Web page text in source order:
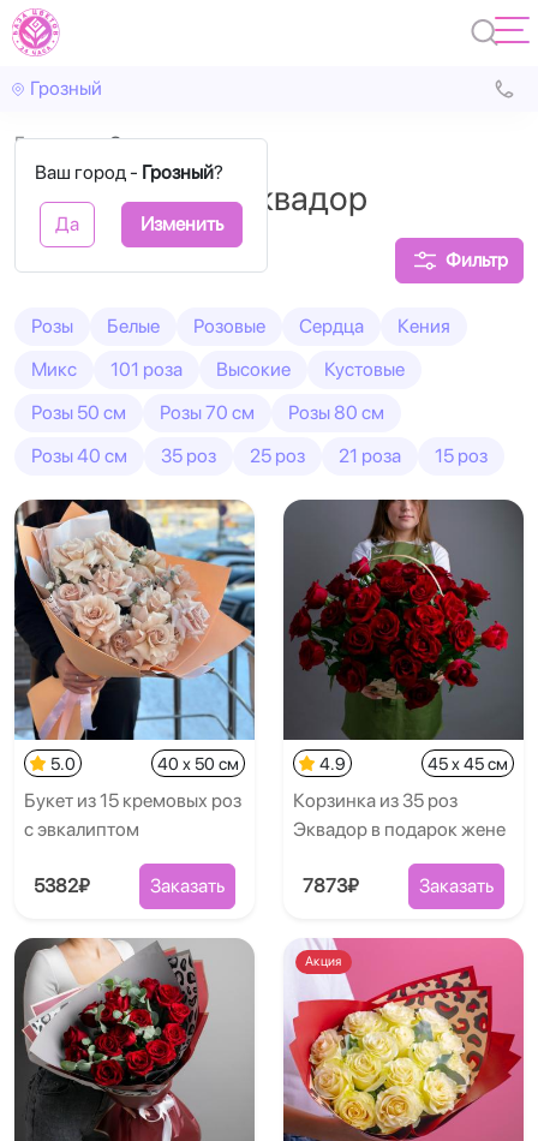
Грозный
Ваш город - Грозный?
Да Изменить
Главная Эквадорские
Букеты из роз Эквадор
Фильтр
Розы Белые Розовые Сердца
Кения
Микс
101 роза Высокие
Кустовые
Розы 50 см
Розы 70 см
Розы 80 см
Розы 40 см
35 роз 25 роз 21 роза 15 роз
5.0 40 x 50 см
Букет из 15 кремовых роз
с эвкалиптом
5382₽ Заказать
4.9 45 x 45 см
Корзинка из 35 роз
Эквадор в подарок жене
7873₽ Заказать
Акция